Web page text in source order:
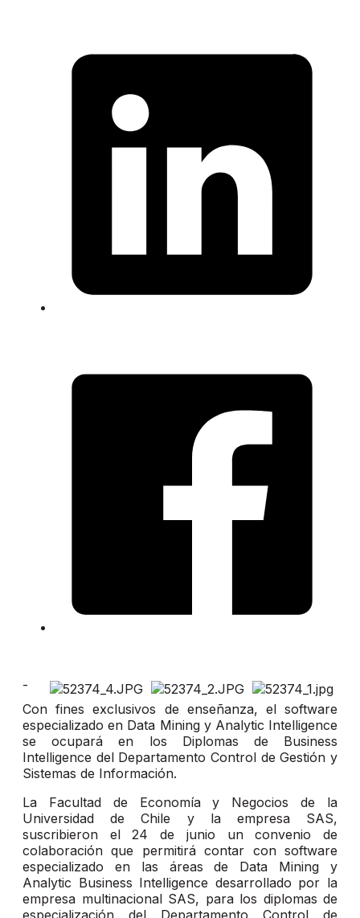
-
Con fines exclusivos de enseñanza, el software
especializado en Data Mining y Analytic Intelligence
se ocupará en los Diplomas de Business
Intelligence del Departamento Control de Gestión y
Sistemas de Información.
La Facultad de Economía y Negocios de la
Universidad de Chile y la empresa SAS,
suscribieron el 24 de junio un convenio de
colaboración que permitirá contar con software
especializado en las áreas de Data Mining y
Analytic Business Intelligence desarrollado por la
empresa multinacional SAS, para los diplomas de